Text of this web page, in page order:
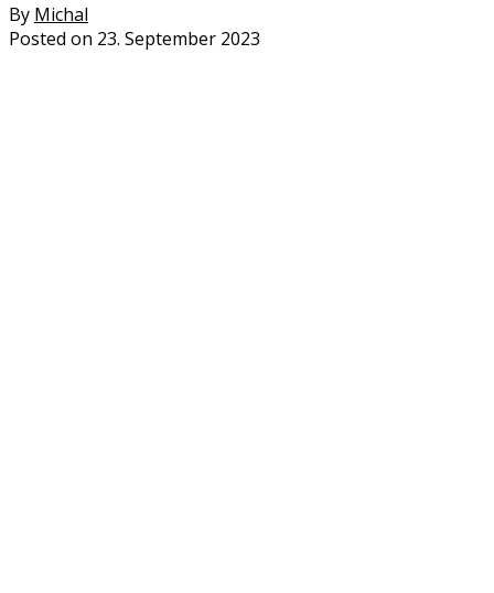
By Michal
Posted on 23. September 2023